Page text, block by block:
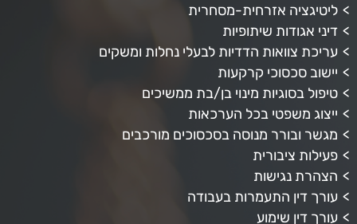
ליטיגציה אזרחית-מסחרית
דיני אגודות שיתופיות
עריכת צוואות הדדיות לבעלי נחלות ומשקים
יישוב סכסוכי קרקעות
טיפול בסוגיות מינוי בן/בת ממשיכים
ייצוג משפטי בכל הערכאות
מגשר ובורר מנוסה בסכסוכים מורכבים
פעילות ציבורית
הצהרת נגישות
עורך דין התעמרות בעבודה
עורך דין שימוע